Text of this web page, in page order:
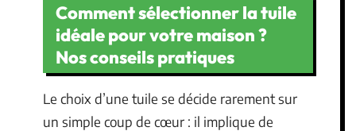
Comment sélectionner la tuile
idéale pour votre maison ?
Nos conseils pratiques
Le choix d’une tuile se décide rarement sur
un simple coup de cœur : il implique de